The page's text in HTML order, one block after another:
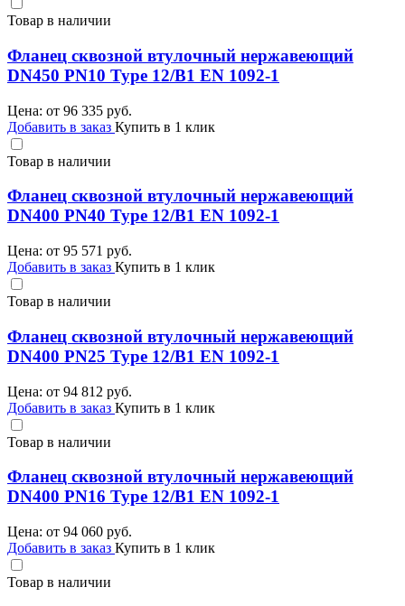
Товар в наличии
Фланец сквозной втулочный нержавеющий
DN450 PN10 Type 12/B1 EN 1092-1
Цена: от 96 335 руб.
Добавить в заказ Купить в 1 клик
Товар в наличии
Фланец сквозной втулочный нержавеющий
DN400 PN40 Type 12/B1 EN 1092-1
Цена: от 95 571 руб.
Добавить в заказ Купить в 1 клик
Товар в наличии
Фланец сквозной втулочный нержавеющий
DN400 PN25 Type 12/B1 EN 1092-1
Цена: от 94 812 руб.
Добавить в заказ Купить в 1 клик
Товар в наличии
Фланец сквозной втулочный нержавеющий
DN400 PN16 Type 12/B1 EN 1092-1
Цена: от 94 060 руб.
Добавить в заказ Купить в 1 клик
Товар в наличии